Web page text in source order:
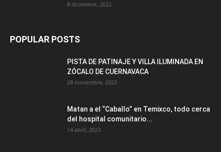
8 diciembre, 2022
POPULAR POSTS
PISTA DE PATINAJE Y VILLA ILUMINADA EN
ZÓCALO DE CUERNAVACA
28 noviembre, 2023
Matan a el “Caballo” en Temixco, todo cerca
del hospital comunitario...
14 abril, 2023